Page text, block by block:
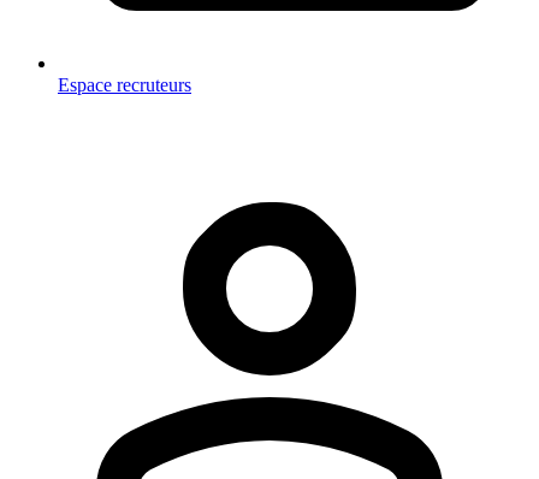
Espace recruteurs